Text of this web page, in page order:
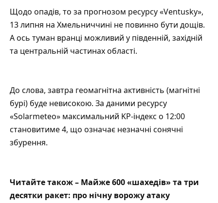
Щодо опадів, то за прогнозом ресурсу«Ventusky»,
13 липня на Хмельниччині не повинно бути дощів.
А ось туман вранці можливий у південній, західній
та центральній частинах області.
До слова, завтра геомагнітна активність (магнітні
бурі) буде невисокою. За даними ресурсу
«Solarmeteo» максимальний KP-індекс о 12:00
становитиме 4, що означає незначні сонячні
збурення.
Читайте також – Майже 600 «шахедів» та три
десятки ракет: про нічну ворожу атаку